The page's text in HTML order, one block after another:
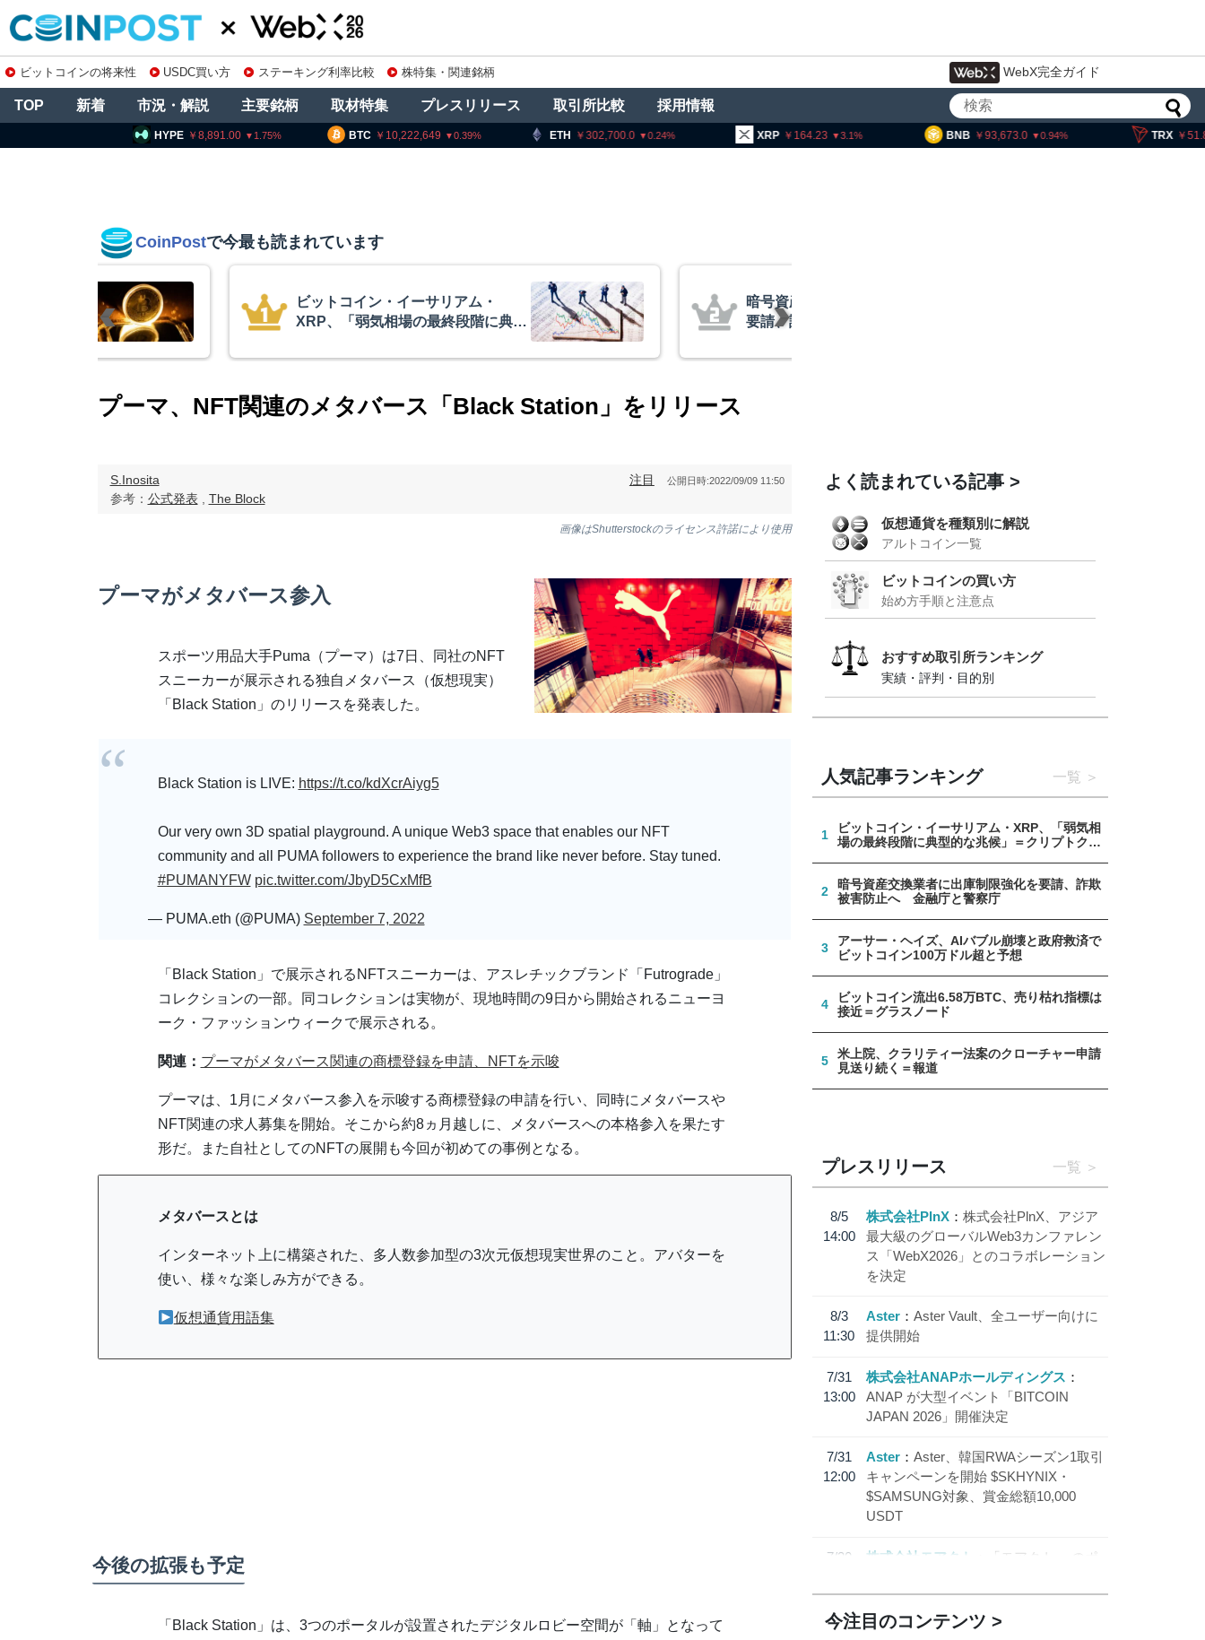
ビットコインの将来性 USDC買い方 ステーキング利率比較 株特集・関連銘柄 WebX完全ガイド
TOP 新着 市況・解説 主要銘柄 取材特集 プレスリリース 取引所比較 採用情報
BTC 10,222,649 ETH 302,700.0 XRP 164.23 BNB 93,673.0 TRX 51.86 0.07 SOL
CoinPostで今最も読まれています
暗号資産交換業者に出庫制限強化を
要請、詐欺被害防止へ 金融庁と警
アーサー・ヘイズ、AIバブル崩壊と
政府救済でビットコイン100万ドル
プーマ、NFT関連のメタバース「Black Station」をリリース
S.Inosita
参考： 公式発表 The Block
注目 公開日時:2022/09/09 11:50
画像はShutterstockのライセンス許諾により使用
プーマがメタバース参入
スポーツ用品大手Puma（プーマ）は7日、同社のNFT
スニーカーが展示される独自メタバース（仮想現実）
「Black Station」のリリースを発表した。
Black Station is LIVE: https://t.co/kdXcrAiyg5
Our very own 3D spatial playground. A unique Web3 space that enables our NFT
community and all PUMA followers to experience the brand like never before. Stay tuned.
#PUMANYFW pic.twitter.com/JbyD5CxMfB
— PUMA.eth (@PUMA) September 7, 2022
「Black Station」で展示されるNFTスニーカーは、アスレチックブランド「Futrograde」
コレクションの一部。同コレクションは実物が、現地時間の9日から開始されるニューヨ
ーク・ファッションウィークで展示される。
関連： プーマがメタバース関連の商標登録を申請、NFTを示唆
プーマは、1月にメタバース参入を示唆する商標登録の申請を行い、同時にメタバースや
NFT関連の求人募集を開始。そこから約8ヵ月越しに、メタバースへの本格参入を果たす
形だ。また自社としてのNFTの展開も今回が初めての事例となる。
メタバースとは
インターネット上に構築された、多人数参加型の3次元仮想現実世界のこと。アバターを
使い、様々な楽しみ方ができる。
仮想通貨用語集
今後の拡張も予定
「Black Station」は、3つのポータルが設置されたデジタルロビー空間が「軸」となって
よく読まれている記事
仮想通貨を種類別に解説
アルトコイン一覧
ビットコインの買い方
始め方手順と注意点
おすすめ取引所ランキング
実績・評判・目的別
人気記事ランキング 一覧
1
ビットコイン・イーサリアム・XRP、「弱気相
場の最終段階に典型的な兆候」＝クリプトクア
2
暗号資産交換業者に出庫制限強化を要請、詐欺
被害防止へ 金融庁と警察庁
3
アーサー・ヘイズ、AIバブル崩壊と政府救済で
ビットコイン100万ドル超と予想
4
ビットコイン流出6.58万BTC、売り枯れ指標は
接近＝グラスノード
5
米上院、クラリティー法案のクローチャー申請
見送り続く＝報道
プレスリリース 一覧
8/5
14:00
株式会社PlnX
株式会社PlnX、アジア
最大級のグローバルWeb3カンファレン
ス「WebX2026」とのコラボレーション
を決定
8/3
11:30
Aster
Aster Vault、全ユーザー向けに
提供開始
7/31
13:00
株式会社ANAPホールディングス
ANAP が大型イベント「BITCOIN
JAPAN 2026」開催決定
7/31
12:00
Aster
Aster、韓国RWAシーズン1取引
キャンペーンを開始 $SKHYNIX・
$SAMSUNG対象、賞金総額10,000
USDT
7/30
株式会社モアクト
「モアクト」 のポ
「 JPYC」を追加
今注目のコンテンツ